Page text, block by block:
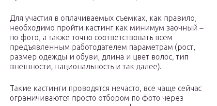
Для участия в оплачиваемых съемках, как правило,
необходимо пройти кастинг как минимум заочный –
по фото, а также точно соответствовать всем
предъявленным работодателем параметрам (рост,
размер одежды и обуви, длина и цвет волос, тип
внешности, национальность и так далее).
Такие кастинги проводятся нечасто, все чаще сейчас
ограничиваются просто отбором по фото через